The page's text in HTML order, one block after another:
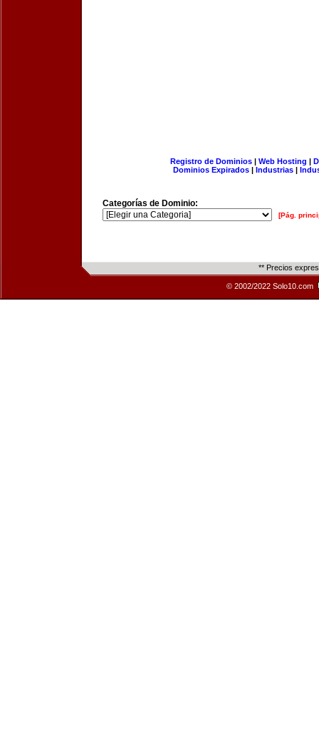
Registro de Dominios| Web Hosting |
Dominios Expirados | Industrias |
Categorías de Dominio:
[Pág.
** Precios
© 2002/2022 Solo10.com